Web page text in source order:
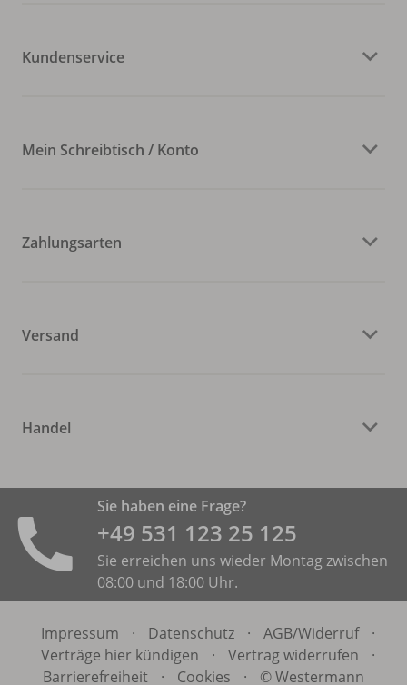
Kundenservice
Mein Schreibtisch / Konto
Zahlungsarten
Versand
Handel
Sie haben eine Frage?
+49 531 ­123 25 125
Sie erreichen uns wieder Montag zwischen
08:00 und 18:00 Uhr.
Impressum · Datenschutz · AGB/Widerruf
·
Verträge hier kündigen
· Vertrag widerrufen
·
Barrierefreiheit
· Cookies · © Westermann